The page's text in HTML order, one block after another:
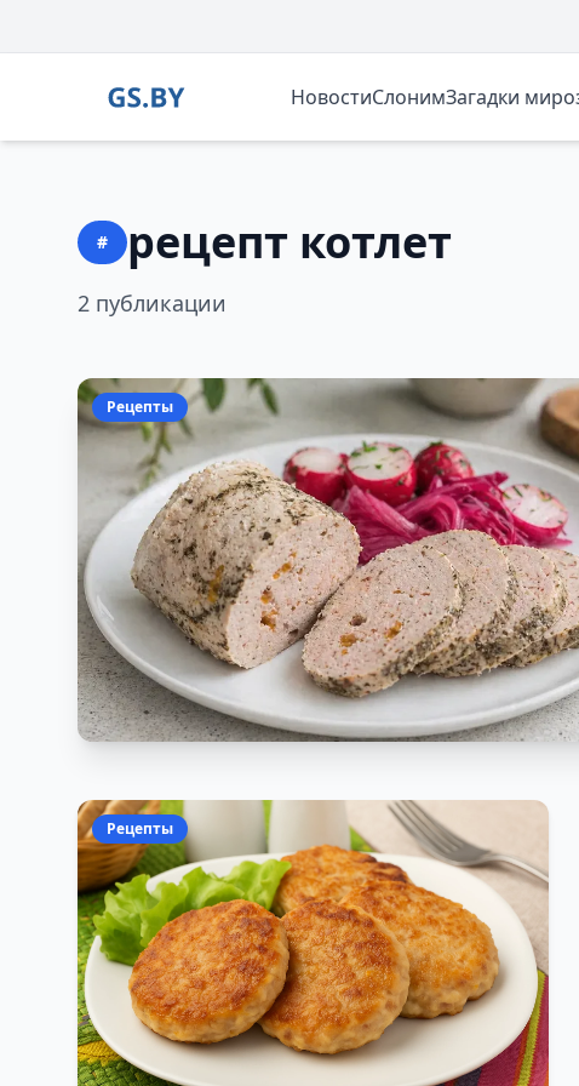
НовостиСлонимЗагадки
# рецепт котлет
2 публикации
Рецепты
Рецепты